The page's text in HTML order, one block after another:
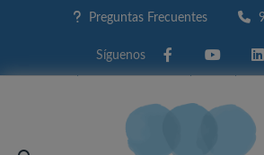
Preguntas Frecuentes
FacebookYoutube